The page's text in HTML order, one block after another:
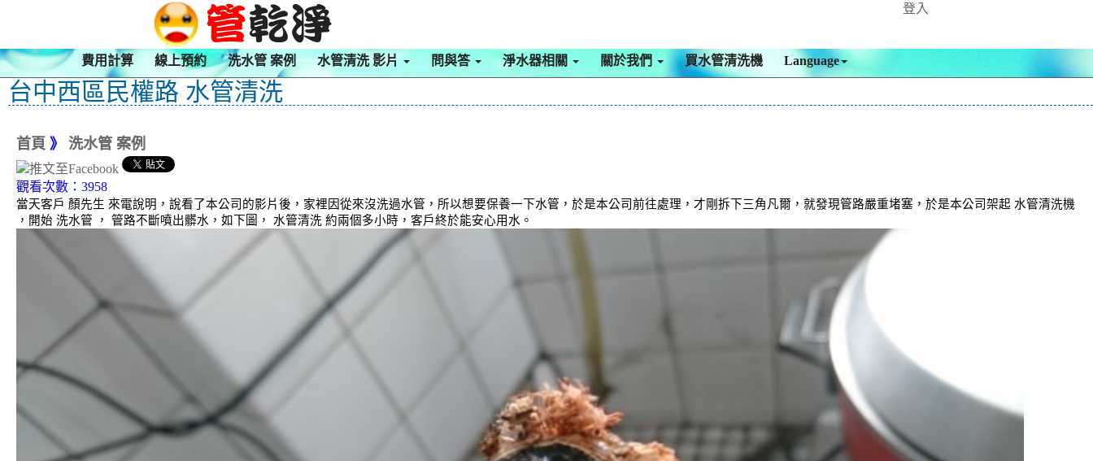
登入
費用計算 線上預約 洗水管 案例 水管清洗 影片 問與答 淨水器相關 關於我們 買水管清洗機 Language
台中西區民權路 水管清洗
首頁 》 洗水管 案例
觀看次數：3958
當天客戶 顏先生 來電說明，說看了本公司的影片後，家裡因從來沒洗過水管，所以想要保養一下水管，於是本公司前往處理，才剛拆下三角凡爾，就發現管路嚴重堵塞，於是本公司架起 水管清洗機
，開始 洗水管 ， 管路不斷噴出髒水，如下圖， 水管清洗 約兩個多小時，客戶終於能安心用水。